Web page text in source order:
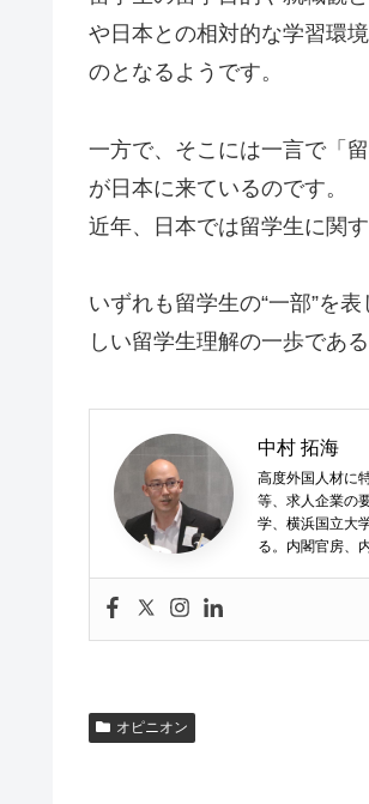
や日本との相対的な学習環
のとなるようです。
一方で、そこには一言で「
が日本に来ているのです。
近年、日本では留学生に関
いずれも留学生の“一部”を
しい留学生理解の一歩であ
中村 拓海
高度外国人材に
等、求人企業の
学、横浜国立大
る。内閣官房、
オピニオン